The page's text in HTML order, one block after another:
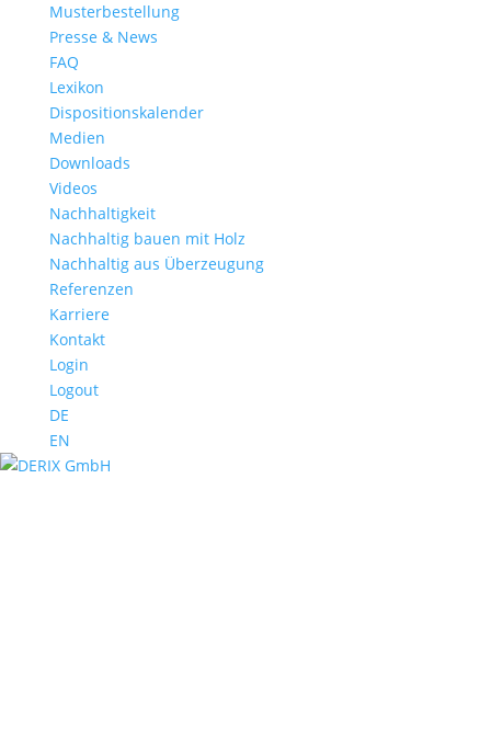
Musterbestellung
Presse & News
FAQ
Lexikon
Dispositionskalender
Medien
Downloads
Videos
Nachhaltigkeit
Nachhaltig bauen mit Holz
Nachhaltig aus Überzeugung
Referenzen
Karriere
Kontakt
Login
Logout
DE
EN